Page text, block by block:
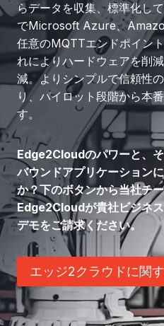
らデータを収集、標準化し
でMicrosoft Azure、
任意のMQTTエンドポイン
れによりハードウェアを削
減。よりシンプルで信頼性
り、パイロット段階から本
す。
Edge2Cloudのパワーと、
バウンドアプリケーション
か？下のボタンから当社チ
Edge2Cloudが貴社ビジネ
デモをご請求ください。
エッジ2クラウドに関